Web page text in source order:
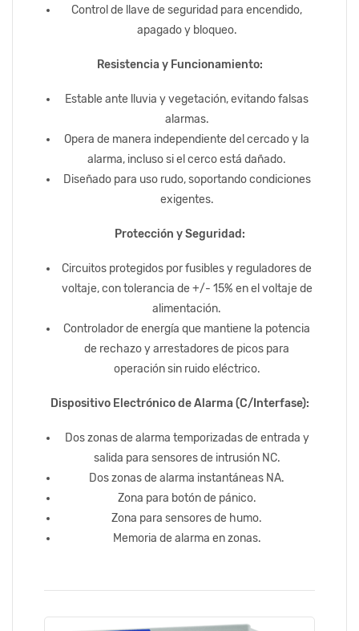
Control de llave de seguridad para encendido,
apagado y bloqueo.
Resistencia y Funcionamiento:
Estable ante lluvia y vegetación, evitando falsas
alarmas.
Opera de manera independiente del cercado y la
alarma, incluso si el cerco está dañado.
Diseñado para uso rudo, soportando condiciones
exigentes.
Protección y Seguridad:
Circuitos protegidos por fusibles y reguladores de
voltaje, con tolerancia de +/- 15% en el voltaje de
alimentación.
Controlador de energía que mantiene la potencia
de rechazo y arrestadores de picos para
operación sin ruido eléctrico.
Dispositivo Electrónico de Alarma (C/Interfase):
Dos zonas de alarma temporizadas de entrada y
salida para sensores de intrusión NC.
Dos zonas de alarma instantáneas NA.
Zona para botón de pánico.
Zona para sensores de humo.
Memoria de alarma en zonas.